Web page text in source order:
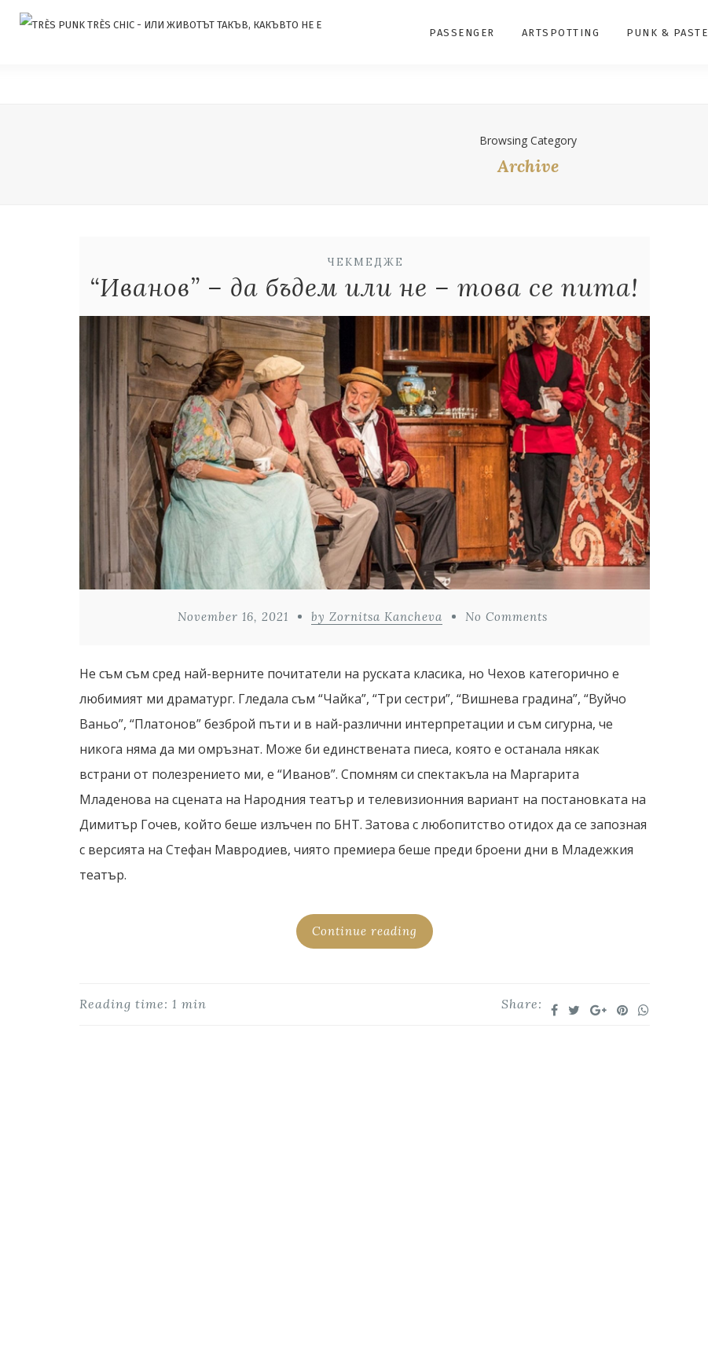
PASSENGER ARTSPOTTING PUNK & PASTE
Browsing Category
Archive
ЧЕКМЕДЖЕ
“Иванов” – да бъдем или не – това се пита!
November 16, 2021 by Zornitsa Kancheva No Comments
Не съм съм сред най-верните почитатели на руската класика, но Чехов категорично е
любимият ми драматург. Гледала съм “Чайка”, “Три сестри”, “Вишнева градина”, “Вуйчо
Ваньо”, “Платонов” безброй пъти и в най-различни интерпретации и съм сигурна, че
никога няма да ми омръзнат. Може би единствената пиеса, която е останала някак
встрани от полезрението ми, е “Иванов”. Спомням си спектакъла на Маргарита
Младенова на сцената на Народния театър и телевизионния вариант на постановката на
Димитър Гочев, който беше излъчен по БНТ. Затова с любопитство отидох да се запозная
с версията на Стефан Мавродиев, чиято премиера беше преди броени дни в Младежкия
театър.
Continue reading
Share:
Reading time: 1 min